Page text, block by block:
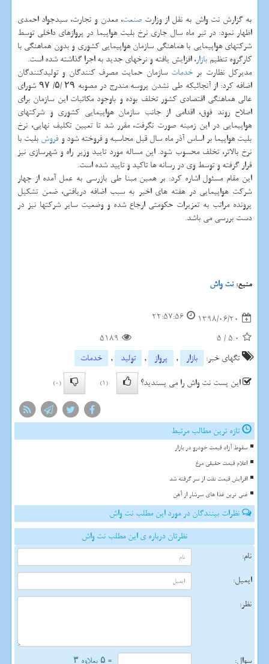
به گزارش نت واش به نقل از وزارتصنعت، معدن و تجارت، سیدجواد احمدی
اظهار نمود: در تیر ماه سال جاری نرخ بلیت هواپیما در پروازهای داخلی توسط
شركتهای هواپیمایی با هماهنگی سازمان هواپیمایی كشوری و بدون هماهنگی با
كارگروه تنظیم بازار، افزایش یافته و نرخهای جدید به اجرا گذاشته شده است.
مدیركل نظارت بر خدمات سازمان حمایت مصرف كنندگان و تولیدكنندگان
اضافه كرد: از آنجائیكه طی نشدن پروسه مندرج در مصوبه ۲۹ /۵/ ۹۷ شورای
عالی هماهنگی اقتصادی كشور تخلف بوده و باوجود مكاتبات این سازمان برای
اصلاح روند فوق، اقدامی از جانب سازمان هواپیمایی كشوری و شركتهای
هواپیمایی در این زمینه صورت نگرفت، مقرر شد تا تعیین تكلیف نهایی، نرخ
بلیت هواپیما بر اساس آذر ماه سال قبل محاسبه و فروخته شود و فروش بلیت با
نرخ بالاتر، تخلف محسوب شود. این مساله مورد تایید وزیر راه و شهرسازی نیز
قرار گرفته و توسط وی در رسانه ها تاكید و تایید شده است.
این مقام مسئول اشاره كرد: بر همین مبنا طی بازرسی به عمل آمده از چهار
شركت هواپیمایی در هفته های اخیر به سبب اضافه دریافتی، ضمن تشكیل
پرونده مراتب به تعزیرات حكومتی ارجاع شده و وضعیت سایر شركتها نیز در
دست بررسی می باشد.
منبع:نت واش
1398/06/20
22:57:56
5.0
/
5
5189
تگهای خبر:
بازار , پرواز , تولید ,
خدمات
این پست نت واش را می پسندید؟
(1)
(0)
تازه ترین مطالب مرتبط
سقوط آزاد قیمت خودرو در بازار
اعلام قیمت حقیقی مرغ
افزایش قیمت نفت از سر گرفته شد
غنی ترین غذا های سرشار از آهن
نظرات بینندگان در مورد این مطلب نت واش
نظرتان درباره ی این مطلب نت واش
نام:
ایمیل:
نظر:
سوال: = ۵ بعلاوه ۳